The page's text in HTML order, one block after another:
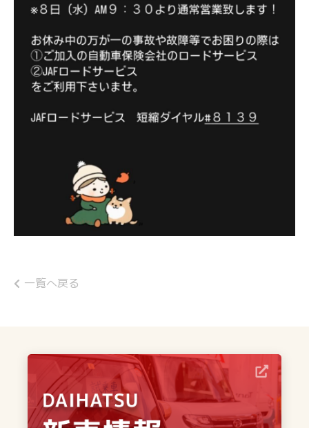
一覧へ戻る